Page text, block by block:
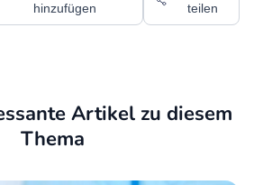
hinzufügen
teilen
Artikel zu diesem
Thema